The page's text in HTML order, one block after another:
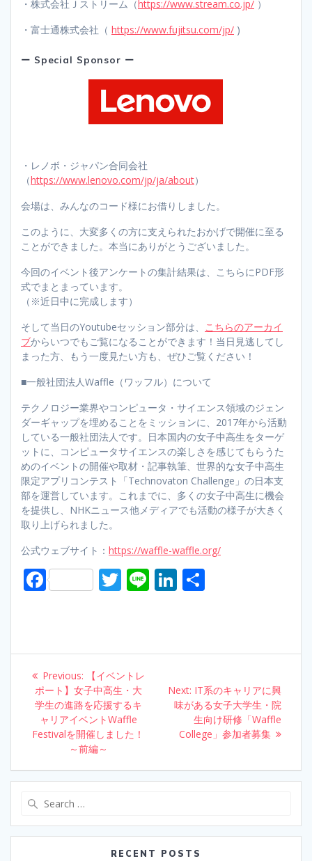
・株式会社Ｊストリーム（ https://www.stream.co.jp/ ）
・富士通株式会社（ https://www.fujitsu.com/jp/ )
ー Special Sponsor ー
・レノボ・ジャパン合同会社
（https://www.lenovo.com/jp/ja/about）
会場は、みんなのコード様にお借りしました。
このように、大変多くの方に支えられたおかげで開催に至る
ことができました。本当にありがとうございました。
今回のイベント後アンケートの集計結果は、こちらにPDF形
式でまとまっています。
（※近日中に完成します）
そして当日のYoutubeセッション部分は、 こちらのアーカイ
ブからいつでもご覧になることができます！当日見逃してし
まった方、もう一度見たい方も、ぜひご覧ください！
■一般社団法人Waffle（ワッフル）について
テクノロジー業界やコンピュータ・サイエンス領域のジェン
ダーギャップを埋めることをミッションに、2017年から活動
している一般社団法人です。日本国内の女子中高生をターゲ
ットに、コンピュータサイエンスの楽しさを感じてもらうた
めのイベントの開催や取材・記事執筆、世界的な女子中高生
限定アプリコンテスト「Technovaton Challenge」の日本支
部を運営しています。これまでに、多くの女子中高生に機会
を提供し、NHKニュース他メディアでも活動の様子が大きく
取り上げられました。
公式ウェブサイト： https://waffle-waffle.org/
F
b
o
o
k
T
er
Li Li
e
n
e
Post
navigation
Previous:
Previous
post:
【イベントレ
ポート】女子中高生・大
学生の進路を応援するキ
ャリアイベントWaffle
Festivalを開催しました！
～前編～
Next: Next
post:
IT系のキャリアに興
味がある女子大学生・院
生向け研修「Waffle
College」参加者募集
RECENT POSTS